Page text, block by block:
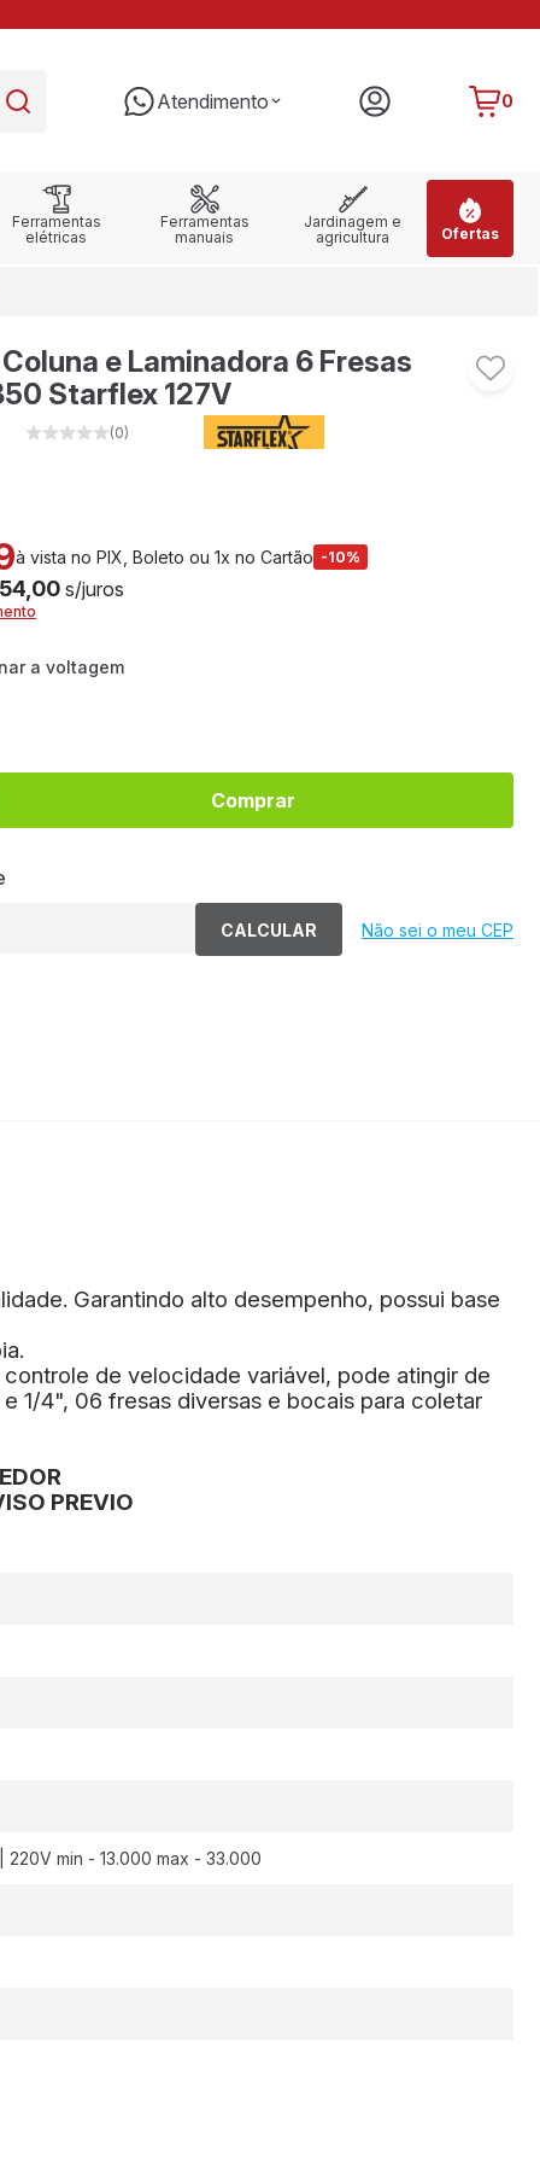
Atendimento 0
Ferramentas
elétricas
Ferramentas
manuais
Jardinagem e
agricultura
Ofertas
e Laminadora 6 Fresas
Starflex 127V
(0)
à vista no PIX, Boleto ou 1x no Cartão -10%
s/juros
a voltagem
Comprar
CALCULAR Não sei o meu CEP
Garantindo alto desempenho, possui base
de velocidade variável, pode atingir de
1/4", 06 fresas diversas e bocais para coletar
PREVIO
220V min - 13.000 max - 33.000